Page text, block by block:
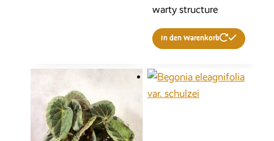
warty structure
In den Warenkorb